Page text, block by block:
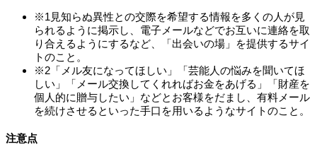
※1 見知らぬ異性との交際を希望する情報を多くの人が見
られるように掲示し、電子メールなどでお互いに連絡を取
り合えるようにするなど、「出会いの場」を提供するサイ
トのこと。
※2 「メル友になってほしい」「芸能人の悩みを聞いてほ
しい」「メール交換してくれればお金をあげる」「財産を
個人的に贈与したい」などとお客様をだまし、有料メール
を続けさせるといった手口を用いるようなサイトのこと。
注意点